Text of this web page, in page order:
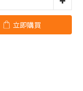
立即購買